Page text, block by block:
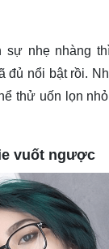
sự nhẹ nhàng
đủ nổi bật rồi.
thử uốn lọn
vuốt ngược